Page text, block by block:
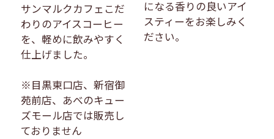
サンマルクカフェこだ
わりのアイスコーヒー
を、軽めに飲みやすく
仕上げました。
※目黒東口店、新宿御
苑前店、あべのキュー
ズモール店では販売し
ておりません
になる香りの良いアイ
スティーをお楽しみく
ださい。